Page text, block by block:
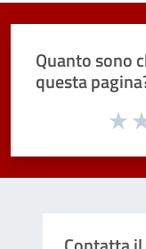
Quanto sono
questa
Valuta da 1 a 5